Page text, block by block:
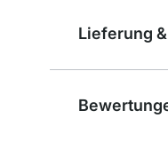
Lieferung